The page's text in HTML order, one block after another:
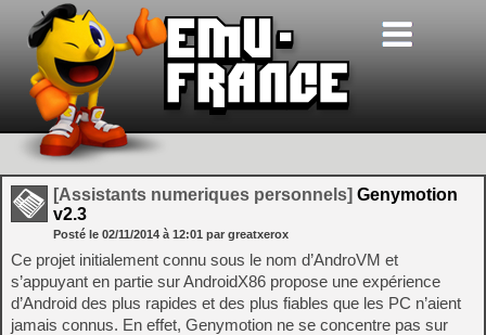
[Assistants numeriques personnels] Genymotion
v2.3
Posté le 02/11/2014 à 12:01 par greatxerox
Ce projet initialement connu sous le nom d’AndroVM et
s’appuyant en partie sur AndroidX86 propose une expérience
d’Android des plus rapides et des plus fiables que les PC n’aient
jamais connus. En effet, Genymotion ne se concentre pas sur